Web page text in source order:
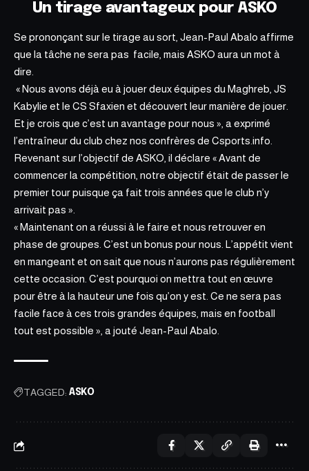
Un tirage avantageux pour ASKO
Se prononçant sur le tirage au sort, Jean-Paul Abalo affirme
que la tâche ne sera pas facile, mais ASKO aura un mot à
dire.
« Nous avons déjà eu à jouer deux équipes du Maghreb, JS
Kabylie et le CS Sfaxien et découvert leur manière de jouer.
Et je crois que c’est un avantage pour nous », a exprimé
l’entraîneur du club chez nos confrères de Csports.info.
Revenant surl’objectif de ASKO, il déclare « Avant de
commencer la compétition, notre objectif était de passer le
premier tour puisque ça fait trois années que le club n’y
arrivait pas ».
« Maintenant on a réussi à le faire et nous retrouver en
phase de groupes. C’est un bonus pour nous. L’appétit vient
en mangeant et on sait que nous n’aurons pas régulièrement
cette occasion. C’est pourquoi on mettra tout en œuvre
pour être à la hauteur une fois qu’on y est. Ce ne sera pas
facile face à ces trois grandes équipes, mais en football
tout est possible », a jouté Jean-Paul Abalo.
TAGGED: ASKO